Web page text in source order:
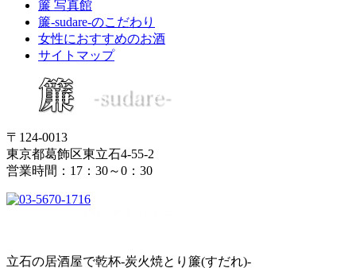
簾 写真館
簾-sudare-のこだわり
女性におすすめのお酒
サイトマップ
〒124-0013
東京都葛飾区東立石4-55-2
営業時間：17：30～0：30
立石の居酒屋で乾杯-炭火焼とり簾(すだれ)-